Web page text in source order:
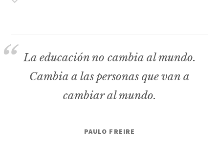
La educación no cambia al mundo.
Cambia a las personas que van a
cambiar al mundo.
PAULO FREIRE